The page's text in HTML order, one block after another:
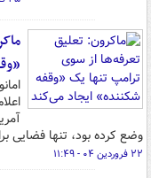
وضع کرده بود، تنها فضایی
۲۲ فروردین ۰۴ - ۱۱:۴۹